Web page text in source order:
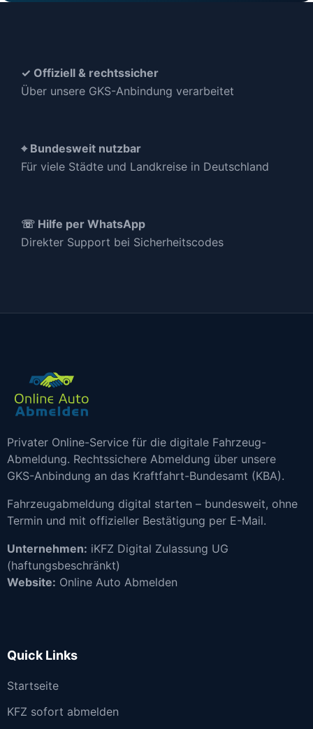
✓ Offiziell & rechtssicher
Über unsere GKS-Anbindung verarbeitet
⌖ Bundesweit nutzbar
Für viele Städte und Landkreise in Deutschland
☏ Hilfe per WhatsApp
Direkter Support bei Sicherheitscodes
Privater Online-Service für die digitale Fahrzeug-
Abmeldung. Rechtssichere Abmeldung über unsere
GKS-Anbindung an das Kraftfahrt-Bundesamt (KBA).
Fahrzeugabmeldung digital starten – bundesweit, ohne
Termin und mit offizieller Bestätigung per E-Mail.
Unternehmen: iKFZ Digital Zulassung UG
(haftungsbeschränkt)
Website: Online Auto Abmelden
Quick Links
Startseite
KFZ sofort abmelden